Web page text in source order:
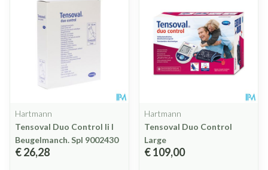
Hartmann
Tensoval Duo Control Ii l
Beugelmanch. Spl 9002430
€ 26,28
Hartmann
Tensoval Duo Control
Large
€ 109,00